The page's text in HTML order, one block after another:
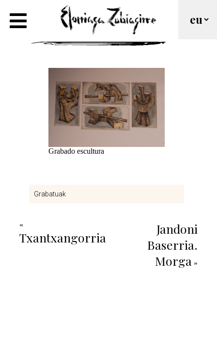
Eskulturen grabatuak
Grabado escultura
Grabatuak
«
Txantxangorria
Jandoni
Baserria.
Morga »